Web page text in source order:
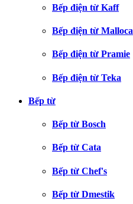
Bếp điện từ Kaff
Bếp điện từ Malloca
Bếp điện từ Pramie
Bếp điện từ Teka
Bếp từ
Bếp từ Bosch
Bếp từ Cata
Bếp từ Chef's
Bếp từ Dmestik